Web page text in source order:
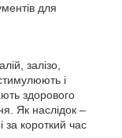
для
залізо,
і
здорового
Як наслідок –
за короткий час